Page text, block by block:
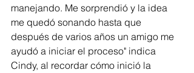
manejando. Me sorprendió y la idea
me quedó sonando hasta que
después de varios años un amigo me
ayudó a iniciar el proceso" indica
Cindy, al recordar cómo inició la